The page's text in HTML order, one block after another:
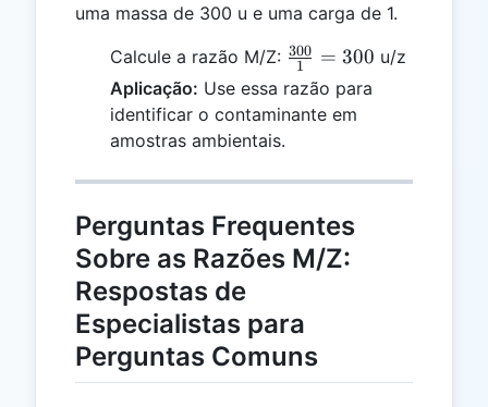
uma massa de 300 u e uma carga de 1.
Calcule a razão M/Z: \frac{300}
{1} = 300
1
300 = 300 u/z
Aplicação: Use essa razão para
identificar o contaminante em
amostras ambientais.
Perguntas Frequentes
Sobre as Razões M/Z:
Respostas de
Especialistas para
Perguntas Comuns